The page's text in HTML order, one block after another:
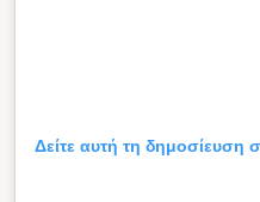
Δείτε αυτή τη δημοσίευση